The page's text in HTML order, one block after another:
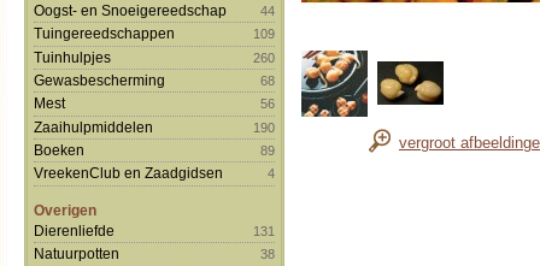
Oogst- en Snoeigereedschap
44
Tuingereedschappen 109
Tuinhulpjes 260
Gewasbescherming 68
Mest 56
Zaaihulpmiddelen 190
Boeken 89
VreekenClub en Zaadgidsen 4
Overigen
Dierenliefde
131
Natuurpotten 38
vergroot